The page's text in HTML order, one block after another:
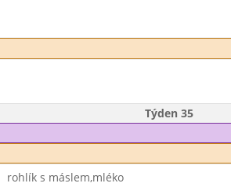
Týden 35
rohlík s máslem,mléko